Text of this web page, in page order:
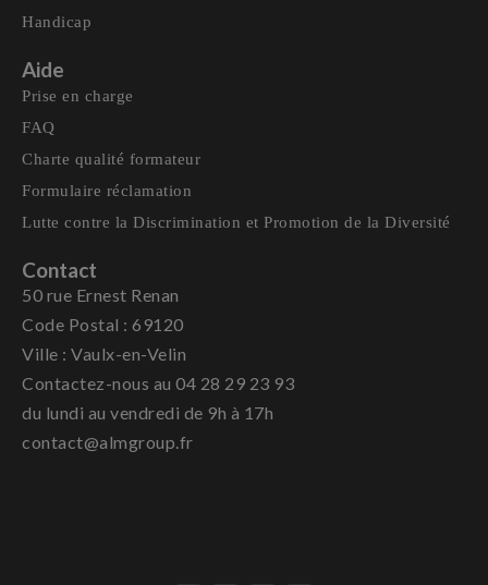
Handicap
Aide
Prise en charge
FAQ
Charte qualité formateur
Formulaire réclamation
Lutte contre la Discrimination et Promotion de la Diversité
Contact
50 rue Ernest Renan
Code Postal : 69120
Ville : Vaulx-en-Velin
Contactez-nous au 04 28 29 23 93
du lundi au vendredi de 9h à 17h
contact@almgroup.fr